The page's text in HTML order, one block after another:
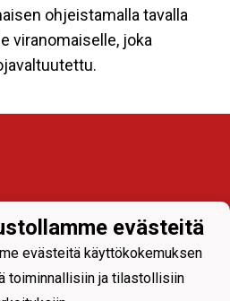
ohjeistamalla tavalla
viranomaiselle, joka
joukkueiden sivuille
evästeitä
evästeitä käyttökokemuksen
toiminnallisiin ja tilastollisiin